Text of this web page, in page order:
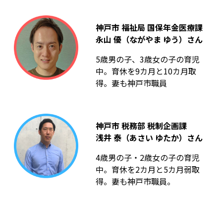
神戸市 福祉局 国保年金医療課
永山 優（ながやま ゆう）さん
5歳男の子、3歳女の子の育児
中。育休を9カ月と10カ月取
得。妻も神戸市職員
神戸市 税務部 税制企画課
浅井 泰（あさい ゆたか）さん
4歳男の子・2歳女の子の育児
中。育休を2カ月と5カ月弱取
得。妻も神戸市職員。